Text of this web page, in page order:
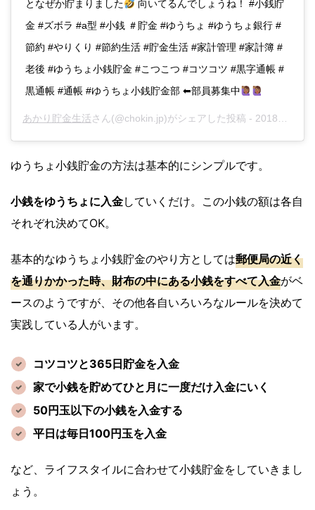
となぜか貯まりました
向いてるんでしょうね！ #小銭貯
金 #ズボラ #a型 #小銭 ＃貯金 #ゆうちょ #ゆうちょ銀行 #
節約 #やりくり #節約生活 #貯金生活 #家計管理 #家計簿 #
老後 #ゆうちょ小銭貯金 #こつこつ #コツコツ #黒字通帳 #
黒通帳 #通帳 #ゆうちょ小銭貯金部 ⬅︎部員募集中
あかり貯金生活さん(@chokin.jp)がシェアした投稿 - 2018年10月月21日午後10時02分PDT
ゆうちょ小銭貯金の方法は基本的にシンプルです。
小銭をゆうちょに入金していくだけ。この小銭の額は各自
それぞれ決めてOK。
基本的なゆうちょ小銭貯金のやり方としては郵便局の近く
を通りかかった時、財布の中にある小銭をすべて入金がベ
ースのようですが、その他各自いろいろなルールを決めて
実践している人がいます。
コツコツと365日貯金を入金
家で小銭を貯めてひと月に一度だけ入金にいく
50円玉以下の小銭を入金する
平日は毎日100円玉を入金
など、ライフスタイルに合わせて小銭貯金をしていきまし
ょう。